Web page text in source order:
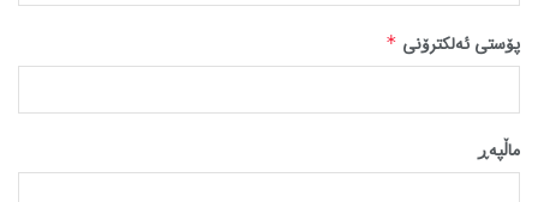
پۆستی ئەلکترۆنی *
ماڵپه‌ڕ